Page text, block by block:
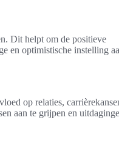
Dit helpt om de positieve
en optimistische instelling
op relaties,
aan te grijpen en